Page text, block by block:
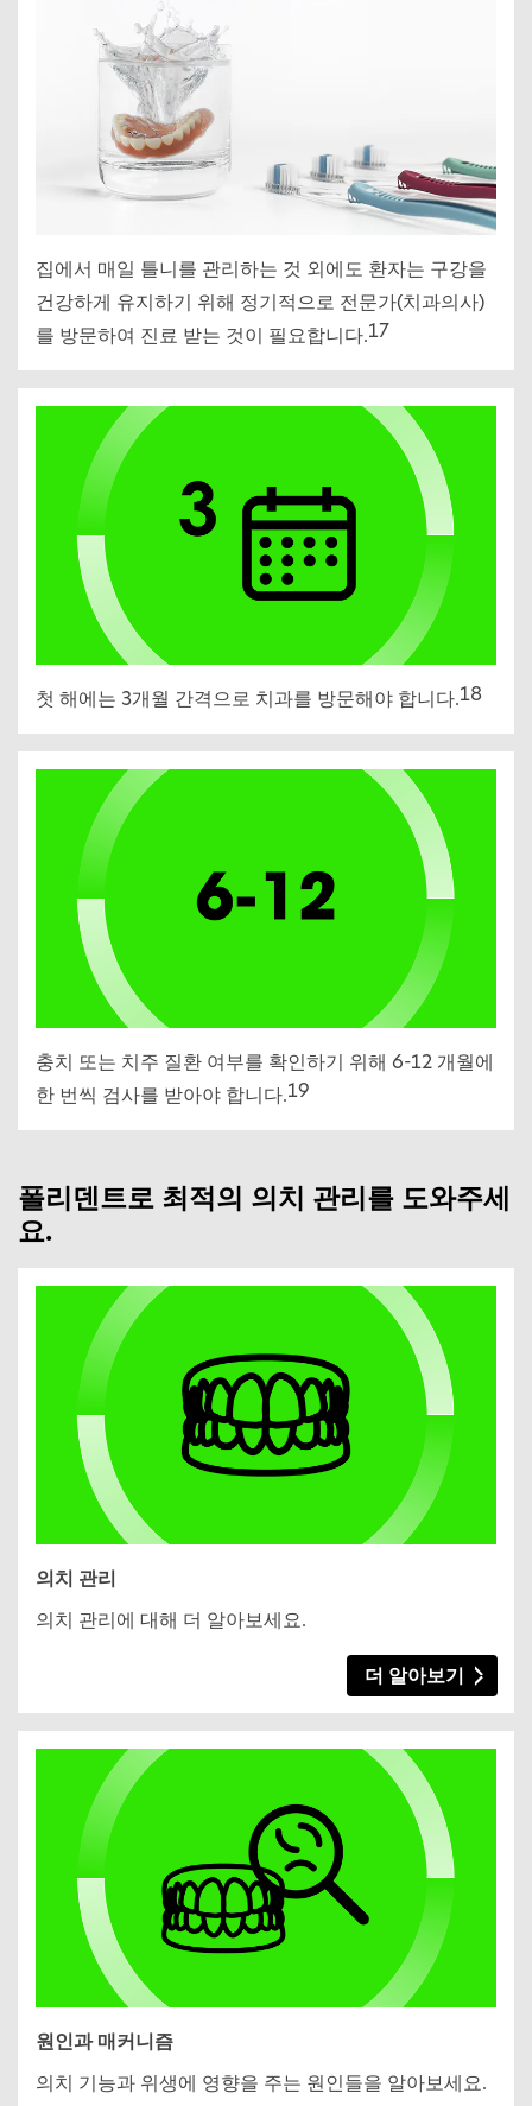
집에서 매일 틀니를 관리하는 것 외에도 환자는 구강을
건강하게 유지하기 위해 정기적으로 전문가(치과의사)
를 방문하여 진료 받는 것이 필요합니다.17
첫 해에는 3개월 간격으로 치과를 방문해야 합니다.18
충치 또는 치주 질환 여부를 확인하기 위해 6-12 개월에
한 번씩 검사를 받아야 합니다.19
폴리덴트로 최적의 의치 관리를 도와주세
요.
의치 관리
의치 관리에 대해 더 알아보세요.
더 알아보기
원인과 매커니즘
의치 기능과 위생에 영향을 주는 원인들을 알아보세요.